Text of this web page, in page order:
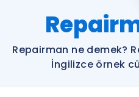
Repairman ne demek?
İngilizce örnek